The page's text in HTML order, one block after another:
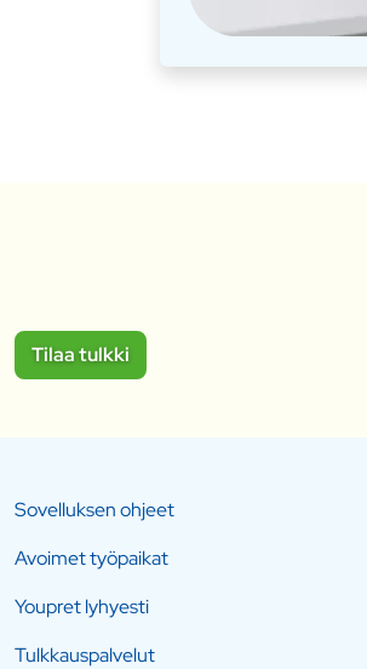
Tilaa tulkki
Sovelluksen ohjeet
Avoimet työpaikat
Youpret lyhyesti
Tulkkauspalvelut